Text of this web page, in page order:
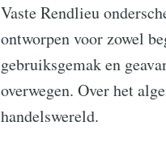
Vaste Rendlieu
ontworpen voor zowel
gebruiksgemak en
overwegen. Over het
handelswereld.